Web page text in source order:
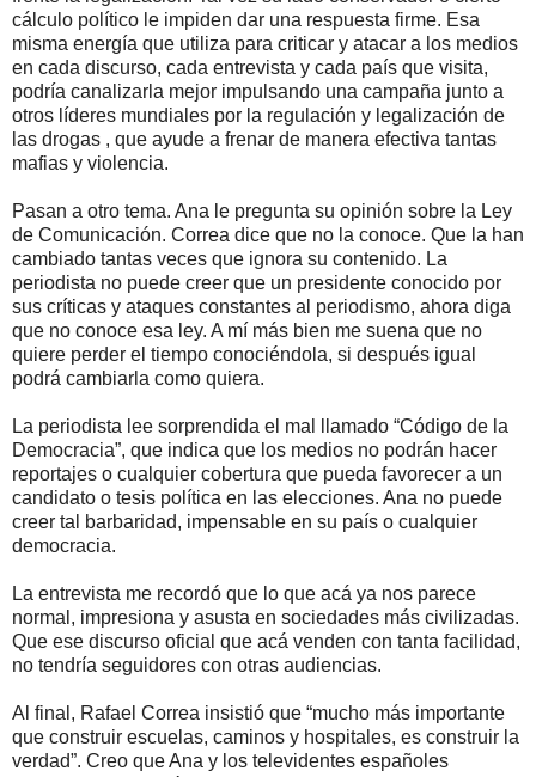
cálculo político le impiden dar una respuesta firme. Esa
misma energía que utiliza para criticar y atacar a los medios
en cada discurso, cada entrevista y cada país que visita,
podría canalizarla mejor impulsando una campaña junto a
otros líderes mundiales por la regulación y legalización de
las drogas , que ayude a frenar de manera efectiva tantas
mafias y violencia.
Pasan a otro tema. Ana le pregunta su opinión sobre la Ley
de Comunicación. Correa dice que no la conoce. Que la han
cambiado tantas veces que ignora su contenido. La
periodista no puede creer que un presidente conocido por
sus críticas y ataques constantes al periodismo, ahora diga
que no conoce esa ley. A mí más bien me suena que no
quiere perder el tiempo conociéndola, si después igual
podrá cambiarla como quiera.
La periodista lee sorprendida el mal llamado “Código de la
Democracia”, que indica que los medios no podrán hacer
reportajes o cualquier cobertura que pueda favorecer a un
candidato o tesis política en las elecciones. Ana no puede
creer tal barbaridad, impensable en su país o cualquier
democracia.
La entrevista me recordó que lo que acá ya nos parece
normal, impresiona y asusta en sociedades más civilizadas.
Que ese discurso oficial que acá venden con tanta facilidad,
no tendría seguidores con otras audiencias.
Al final, Rafael Correa insistió que “mucho más importante
que construir escuelas, caminos y hospitales, es construir la
verdad”. Creo que Ana y los televidentes españoles